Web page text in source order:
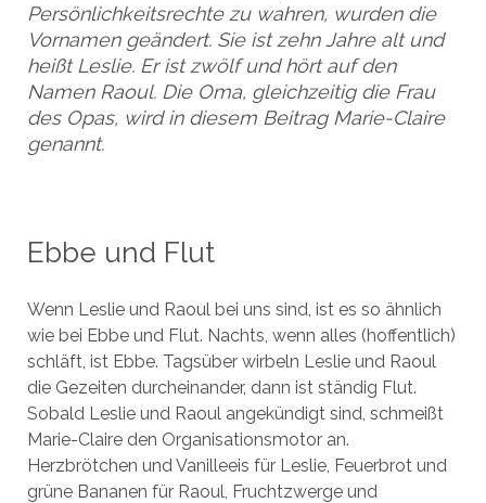
Persönlichkeitsrechte zu wahren, wurden die
Vornamen geändert. Sie ist zehn Jahre alt und
heißt Leslie. Er ist zwölf und hört auf den
Namen Raoul. Die Oma, gleichzeitig die Frau
des Opas, wird in diesem Beitrag Marie-Claire
genannt.
Ebbe und Flut
Wenn Leslie und Raoul bei uns sind, ist es so ähnlich
wie bei Ebbe und Flut. Nachts, wenn alles (hoffentlich)
schläft, ist Ebbe. Tagsüber wirbeln Leslie und Raoul
die Gezeiten durcheinander, dann ist ständig Flut.
Sobald Leslie und Raoul angekündigt sind, schmeißt
Marie-Claire den Organisationsmotor an.
Herzbrötchen und Vanilleeis für Leslie, Feuerbrot und
grüne Bananen für Raoul, Fruchtzwerge und